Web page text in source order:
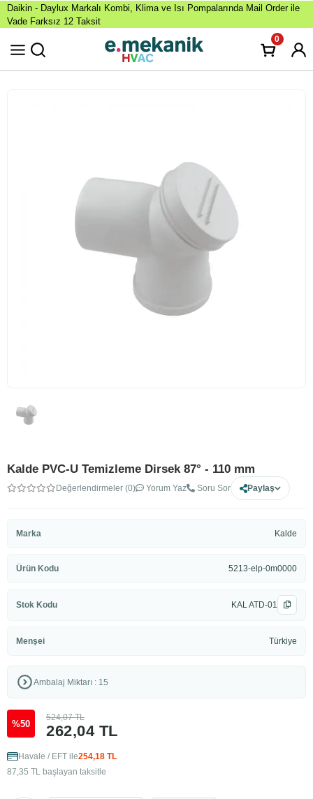
Daikin - Daylux Markalı Kombi, Klima ve Isı Pompalarında Mail Order ile
Vade Farksız 12 Taksit
0
Kalde PVC-U Temizleme Dirsek 87° - 110 mm
Değerlendirmeler (0) Yorum Yaz Soru Sor Paylaş
Marka Kalde
Ürün Kodu 5213-elp-0m0000
Stok Kodu KAL ATD-01
Menşei Türkiye
Ambalaj Miktarı : 15
%50 262,04 TL
524,07 TL
Havale / EFT ile254,18 TL
87,35 TL başlayan taksitle